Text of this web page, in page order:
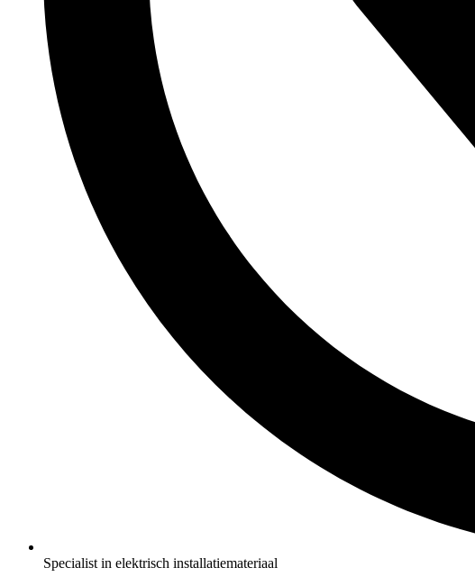
Specialist in elektrisch installatiemateriaal